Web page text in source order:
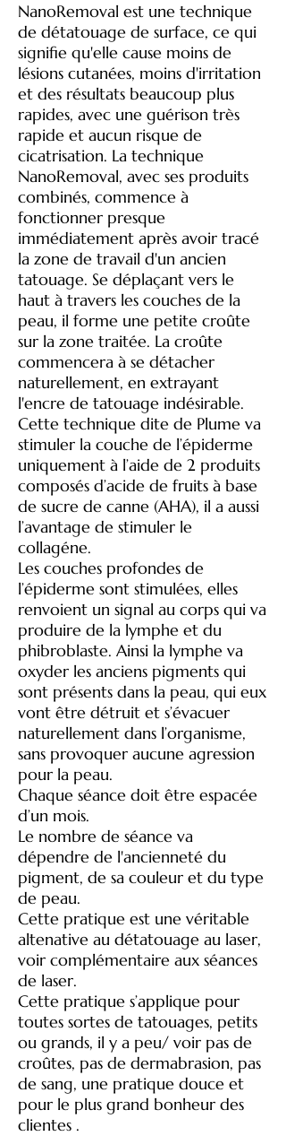
NanoRemoval est une technique
de détatouage de surface, ce qui
signifie qu'elle cause moins de
lésions cutanées, moins d'irritation
et des résultats beaucoup plus
rapides, avec une guérison très
rapide et aucun risque de
cicatrisation. La technique
NanoRemoval, avec ses produits
combinés, commence à
fonctionner presque
immédiatement après avoir tracé
la zone de travail d'un ancien
tatouage. Se déplaçant vers le
haut à travers les couches de la
peau, il forme une petite croûte
sur la zone traitée. La croûte
commencera à se détacher
naturellement, en extrayant
l'encre de tatouage indésirable.
Cette technique dite de Plume va
stimuler la couche de l’épiderme
uniquement à l’aide de 2 produits
composés d’acide de fruits à base
de sucre de canne (AHA), il a aussi
l’avantage de stimuler le
collagéne.
Les couches profondes de
l’épiderme sont stimulées, elles
renvoient un signal au corps qui va
produire de la lymphe et du
phibroblaste. Ainsi la lymphe va
oxyder les anciens pigments qui
sont présents dans la peau, qui eux
vont être détruit et s’évacuer
naturellement dans l’organisme,
sans provoquer aucune agression
pour la peau.
Chaque séance doit être espacée
d’un mois.
Le nombre de séance va
dépendre de l'ancienneté du
pigment, de sa couleur et du type
de peau.
Cette pratique est une véritable
altenative au détatouage au laser,
voir complémentaire aux séances
de laser.
Cette pratique s’applique pour
toutes sortes de tatouages, petits
ou grands, il y a peu/ voir pas de
croûtes, pas de dermabrasion, pas
de sang, une pratique douce et
pour le plus grand bonheur des
clientes .